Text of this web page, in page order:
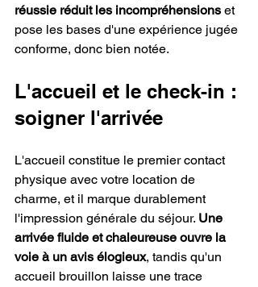
réussie réduit les incompréhensions et
pose les bases d'une expérience jugée
conforme, donc bien notée.
L'accueil et le check-in :
soigner l'arrivée
L'accueil constitue le premier contact
physique avec votre location de
charme, et il marque durablement
l'impression générale du séjour. Une
arrivée fluide et chaleureuse ouvre la
voie à un avis élogieux, tandis qu'un
accueil brouillon laisse une trace